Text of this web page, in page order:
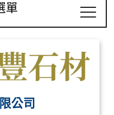
單
公司